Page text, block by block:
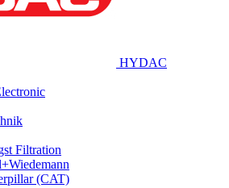
HYDAC
Filtration
(CAT)